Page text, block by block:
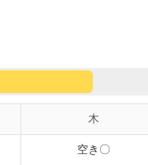
木
空き〇